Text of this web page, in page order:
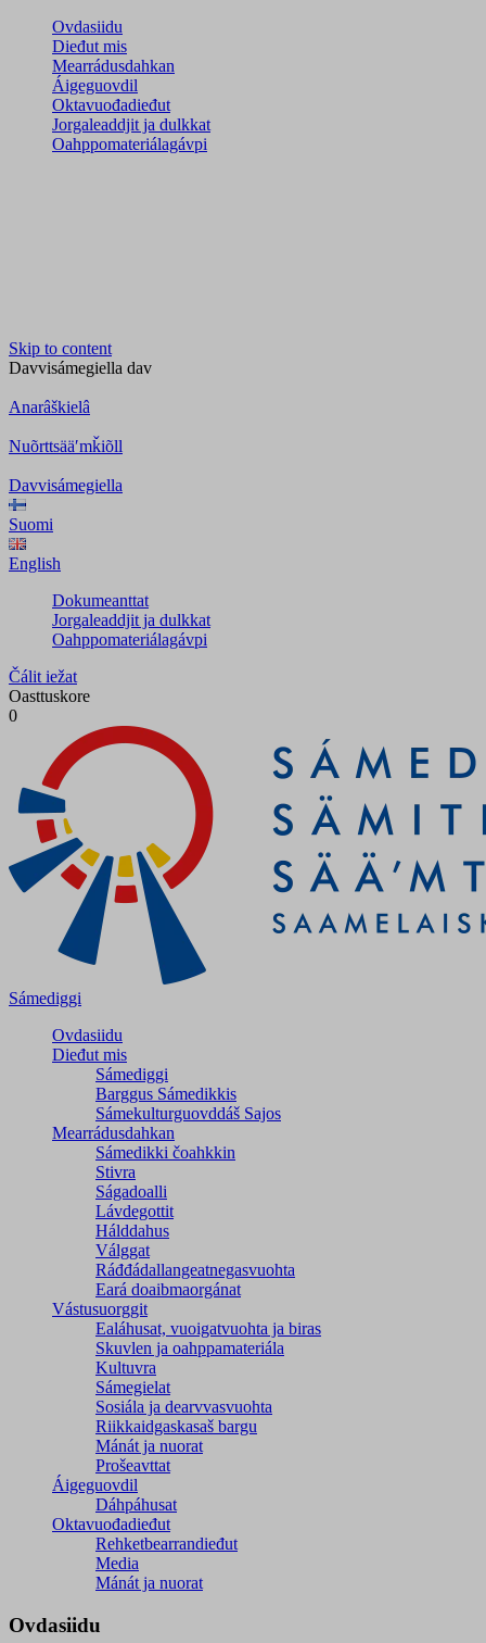
Ovdasiidu
Dieđut mis
Mearrádusdahkan
Áigeguovdil
Oktavuođadieđut
Jorgaleaddjit ja dulkkat
Oahppomateriálagávpi
Skip to content
Davvisámegiella dav
Anarâškielâ
Nuõrttsääʹmǩiõll
Davvisámegiella
Suomi
English
Dokumeanttat
Jorgaleaddjit ja dulkkat
Oahppomateriálagávpi
Čálit iežat
Oasttuskore
0
Sámediggi
Ovdasiidu
Dieđut mis
Sámediggi
Barggus Sámedikkis
Sámekulturguovddáš Sajos
Mearrádusdahkan
Sámedikki čoahkkin
Stivra
Ságadoalli
Lávdegottit
Hálddahus
Válggat
Ráđđádallangeatnegas­vuohta
Eará doaibmaorgánat
Vástusuorggit
Ealáhusat, vuoigatvuohta ja biras
Skuvlen ja oahppamateriála
Kultuvra
Sámegielat
Sosiála ja dearvvasvuohta
Riikkaidgaskasaš bargu
Mánát ja nuorat
Prošeavttat
Áigeguovdil
Dáhpáhusat
Oktavuođadieđut
Rehketbearrandieđut
Media
Mánát ja nuorat
Ovdasiidu